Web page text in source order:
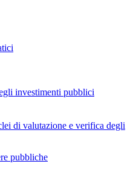
investimenti pubblici
di valutazione e verifica degli
pubbliche